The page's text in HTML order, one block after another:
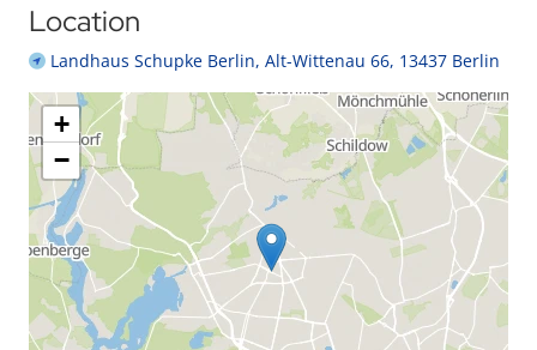
Location
Landhaus Schupke Berlin, Alt-Wittenau 66, 13437 Berlin
+
−